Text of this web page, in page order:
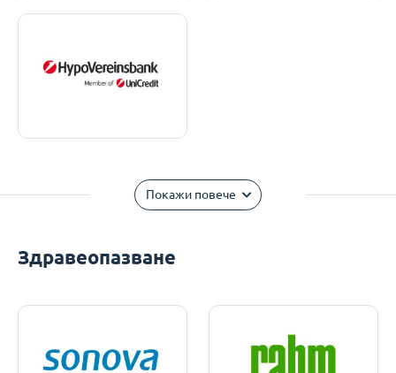
Покажи повече
Здравеопазване